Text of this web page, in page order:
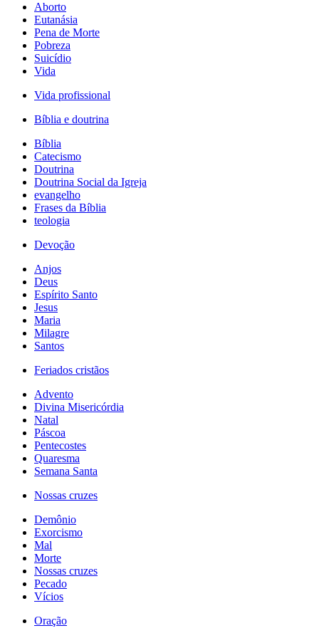
Aborto
Eutanásia
Pena de Morte
Pobreza
Suicídio
Vida
Vida profissional
Bíblia e doutrina
Bíblia
Catecismo
Doutrina
Doutrina Social da Igreja
evangelho
Frases da Bíblia
teologia
Devoção
Anjos
Deus
Espírito Santo
Jesus
Maria
Milagre
Santos
Feriados cristãos
Advento
Divina Misericórdia
Natal
Páscoa
Pentecostes
Quaresma
Semana Santa
Nossas cruzes
Demônio
Exorcismo
Mal
Morte
Nossas cruzes
Pecado
Vícios
Oração